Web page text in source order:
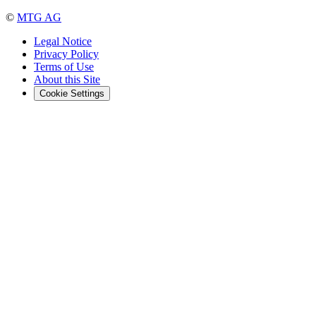
© MTG AG
Legal Notice
Privacy Policy
Terms of Use
About this Site
Cookie Settings